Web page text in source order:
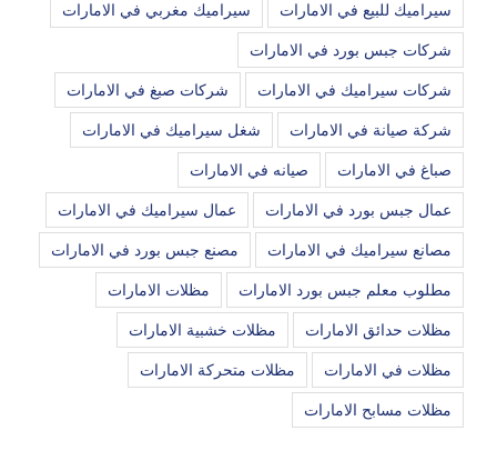
سيراميك للبيع في الامارات سيراميك مغربي في الامارات
شركات جبس بورد في الامارات
شركات سيراميك في الامارات شركات صبغ في الامارات
شركة صيانة في الامارات شغل سيراميك في الامارات
صباغ في الامارات صيانه في الامارات
عمال جبس بورد في الامارات عمال سيراميك في الامارات
مصانع سيراميك في الامارات مصنع جبس بورد في الامارات
مطلوب معلم جبس بورد الامارات مظلات الامارات
مظلات حدائق الامارات مظلات خشبية الامارات
مظلات في الامارات مظلات متحركة الامارات
مظلات مسابح الامارات